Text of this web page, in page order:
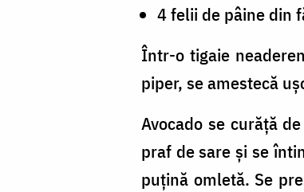
4 felii de pâine din
Într-o tigaie
piper, se amestecă
Avocado se curăță
praf de sare și se
puțină omletă. Se